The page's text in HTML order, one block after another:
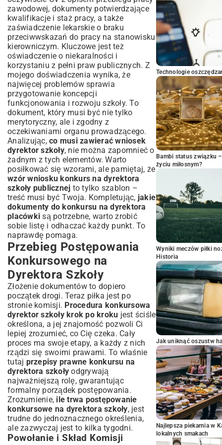
zawodowej, dokumenty potwierdzające
kwalifikacje i staż pracy, a także
zaświadczenie lekarskie o braku
przeciwwskazań do pracy na stanowisku
kierowniczym. Kluczowe jest też
oświadczenie o niekaralności i
korzystaniu z pełni praw publicznych. Z
mojego doświadczenia wynika, że
najwięcej problemów sprawia
przygotowanie koncepcji
funkcjonowania i rozwoju szkoły. To
dokument, który musi być nie tylko
merytoryczny, ale i zgodny z
oczekiwaniami organu prowadzącego.
Analizując, co musi zawierać wniosek
dyrektor szkoły, nie można zapomnieć o
żadnym z tych elementów. Warto
posiłkować się wzorami, ale pamiętaj, że
wzór wniosku konkurs na dyrektora
szkoły publicznej to tylko szablon –
treść musi być Twoja. Kompletując, jakie
dokumenty do konkursu na dyrektora
placówki są potrzebne, warto zrobić
sobie listę i odhaczać każdy punkt. To
naprawdę pomaga.
Przebieg Postępowania
Konkursowego na
Dyrektora Szkoły
Złożenie dokumentów to dopiero
początek drogi. Teraz piłka jest po
stronie komisji. Procedura konkursowa
dyrektor szkoły krok po kroku jest ściśle
określona, a jej znajomość pozwoli Ci
lepiej zrozumieć, co Cię czeka. Cały
proces ma swoje etapy, a każdy z nich
rządzi się swoimi prawami. To właśnie
tutaj przepisy prawne konkursu na
dyrektora szkoły odgrywają
najważniejszą rolę, gwarantując
formalny porządek postępowania.
Zrozumienie, ile trwa postępowanie
konkursowe na dyrektora szkoły, jest
trudne do jednoznacznego określenia,
ale zazwyczaj jest to kilka tygodni.
Powołanie i Skład Komisji
Technologie
Bambi status związku
życiu miłosnym?
Wyniki meczów piłki
Historia
Jak uniknąć oszustw
Najlepsza piekarnia w
lokalnych smakach